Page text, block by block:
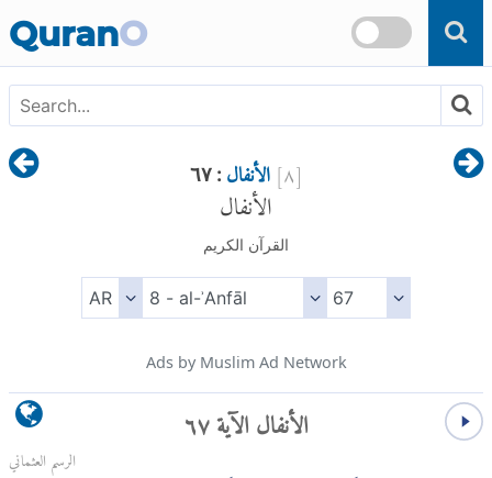
Skip to main content
QuranO
[٨]الأنفال : ٦٧الأنفال
القرآن الكريم
Ads by Muslim Ad Network
الأنفال الآية ٦٧
الرسم العثماني